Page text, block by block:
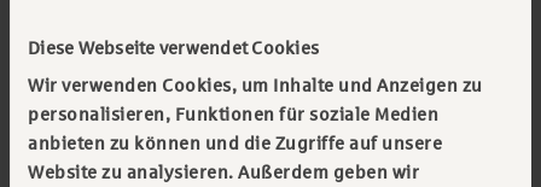
Diese Webseite verwendet Cookies
Wir verwenden Cookies, um Inhalte und Anzeigen zu
personalisieren, Funktionen für soziale Medien
anbieten zu können und die Zugriffe auf unsere
Website zu analysieren. Außerdem geben wir
Finanzierung für das Vorhaben
strukturiert und arrangiert.